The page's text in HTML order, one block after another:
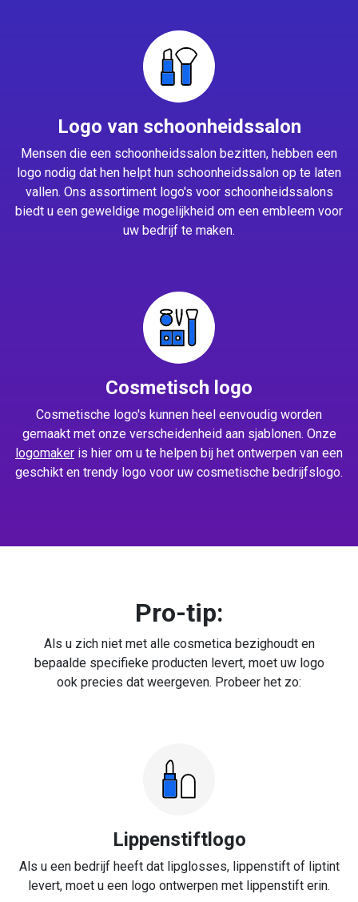
Logo van schoonheidssalon
Mensen die een schoonheidssalon bezitten, hebben een
logo nodig dat hen helpt hun schoonheidssalon op te laten
vallen. Ons assortiment logo's voor schoonheidssalons
biedt u een geweldige mogelijkheid om een embleem voor
uw bedrijf te maken.
Cosmetisch logo
Cosmetische logo's kunnen heel eenvoudig worden
gemaakt met onze verscheidenheid aan sjablonen. Onze
logomaker is hier om u te helpen bij het ontwerpen van een
geschikt en trendy logo voor uw cosmetische bedrijfslogo.
Pro-tip:
Als u zich niet met alle cosmetica bezighoudt en
bepaalde specifieke producten levert, moet uw logo
ook precies dat weergeven. Probeer het zo:
Lippenstiftlogo
Als u een bedrijf heeft dat lipglosses, lippenstift of liptint
levert, moet u een logo ontwerpen met lippenstift erin.